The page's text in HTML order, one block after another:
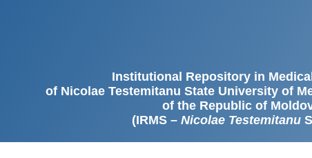
Institutional Repository in
of Nicolae Testemitanu State University of
of the Republic of
(IRMS – Nicolae Testemitanu